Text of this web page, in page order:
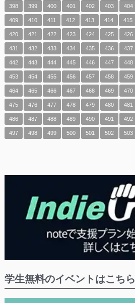
398 399 400 401 402 403 404
409 410 411 412 413 414 415
420 421 422 423 424 425 426
431 432 433 434 435 436 437
442 443 444 445 446 447 448
453 454 455 456 457 458 459
464 465 466 467 468 469 470
475 476 477 478 479 480 481
486 487 488 489 490 491 492
497 498 499 500 501 502 503
学生無料のイベントはこちら